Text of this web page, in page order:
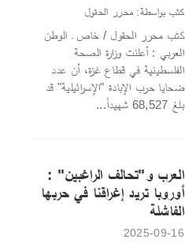
كتب بواسطة: محرر الحقول
كتب محرر الحقول / خاص ـ الوطن
العربي : أعلنت وزارة الصحة
الفلسطينية في قطاع غزة، أن عدد
ضحايا حرب الإبادة "الإسرائيلية" قد
بلغ 68,527 شهيداً...
العرب و"تحالف الراغبين" :
أوروبا تريد إغراقنا في حربها
الفاشلة
2025-09-16